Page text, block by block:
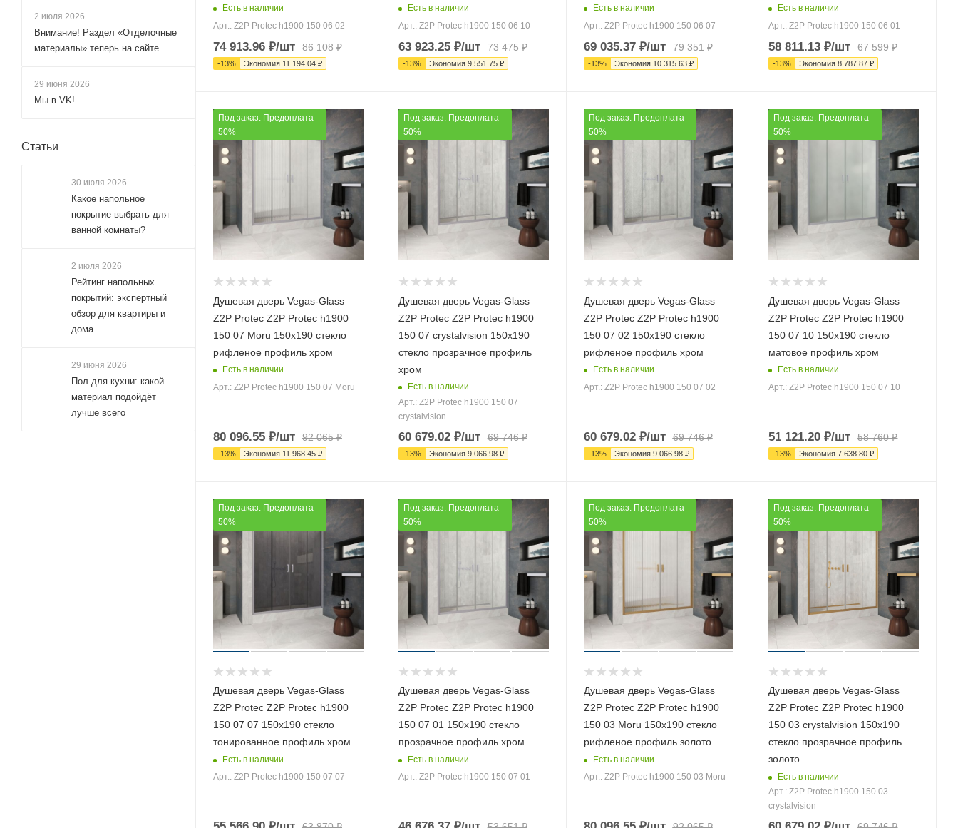
Есть в наличии
Арт.: Z2P Protec h1900 150 06 02
74 913.96 ₽/шт 86 108₽
-13% Экономия 11 194.04 ₽
Есть в наличии
Арт.: Z2P Protec h1900 150 06 10
63 923.25₽/шт 73 475₽
-13% Экономия 9 551.75₽
Есть в наличии
Арт.: Z2P Protec h1900 150 06 07
69 035.37₽/шт 79 351₽
-13% Экономия 10 315.63₽
Есть в наличии
Арт.: Z2P Protec h1900 150 06 01
58 811.13 ₽/шт 67 599₽
-13% Экономия8 787.87 ₽
Под заказ. Предоплата
50%
Душевая дверь Vegas-Glass
Z2P Protec Z2P Protec h1900
150 07 Moru 150х190 стекло
рифленое профиль хром
Есть в наличии
Арт.: Z2P Protec h1900 150 07 Moru
80 096.55 ₽/шт 92 065₽
-13% Экономия 11 968.45 ₽
Под заказ. Предоплата
50%
Душевая дверь Vegas-Glass
Z2P Protec Z2P Protec h1900
150 07 crystalvision 150х190
стекло прозрачное профиль
хром
Есть в наличии
Арт.: Z2P Protec h1900 150 07
crystalvision
60 679.02₽/шт 69 746₽
-13% Экономия 9 066.98₽
Под заказ. Предоплата
50%
Душевая дверь Vegas-Glass
Z2P Protec Z2P Protec h1900
150 07 02 150х190 стекло
рифленое профиль хром
Есть в наличии
Арт.: Z2P Protec h1900 150 07 02
60 679.02₽/шт 69 746₽
-13% Экономия 9 066.98₽
Под заказ. Предоплата
50%
Душевая дверь Vegas-Glass
Z2P Protec Z2P Protec h1900
150 07 10 150х190 стекло
матовое профиль хром
Есть в наличии
Арт.: Z2P Protec h1900 150 07 10
51 121.20 ₽/шт 58 760₽
-13% Экономия7 638.80 ₽
Под заказ. Предоплата
50%
Душевая дверь Vegas-Glass
Z2P Protec Z2P Protec h1900
150 07 07 150х190 стекло
тонированное профиль хром
Есть в наличии
Арт.: Z2P Protec h1900 150 07 07
Под заказ. Предоплата
50%
Душевая дверь Vegas-Glass
Z2P Protec Z2P Protec h1900
150 07 01 150х190 стекло
прозрачное профиль хром
Есть в наличии
Арт.: Z2P Protec h1900 150 07 01
Под заказ. Предоплата
50%
Душевая дверь Vegas-Glass
Z2P Protec Z2P Protec h1900
150 03 Moru 150х190 стекло
рифленое профиль золото
Есть в наличии
Арт.: Z2P Protec h1900 150 03 Moru
Под заказ. Предоплата
50%
Душевая дверь Vegas-Glass
Z2P Protec Z2P Protec h1900
150 03 crystalvision 150х190
стекло прозрачное профиль
золото
Есть в наличии
Арт.: Z2P Protec h1900 150 03
crystalvision
160x200 (
160x210 (1)
165x195 (
165x200 (
175x190 (166 )
175x195 (13)
180x185 ( 3)
180x190 (247
185x190 (140)
185x195 (
185x200 ( 213)
2 июля 2026
Внимание! Раздел «Отделочные
материалы» теперь на сайте
29 июня 2026
Мы в VK!
Статьи
30 июля 2026
Какое напольное
покрытие выбрать для
ванной комнаты?
2 июля 2026
Рейтинг напольных
покрытий: экспертный
обзор для квартиры и
дома
29 июня 2026
Пол для кухни: какой
материал подойдёт
лучше всего